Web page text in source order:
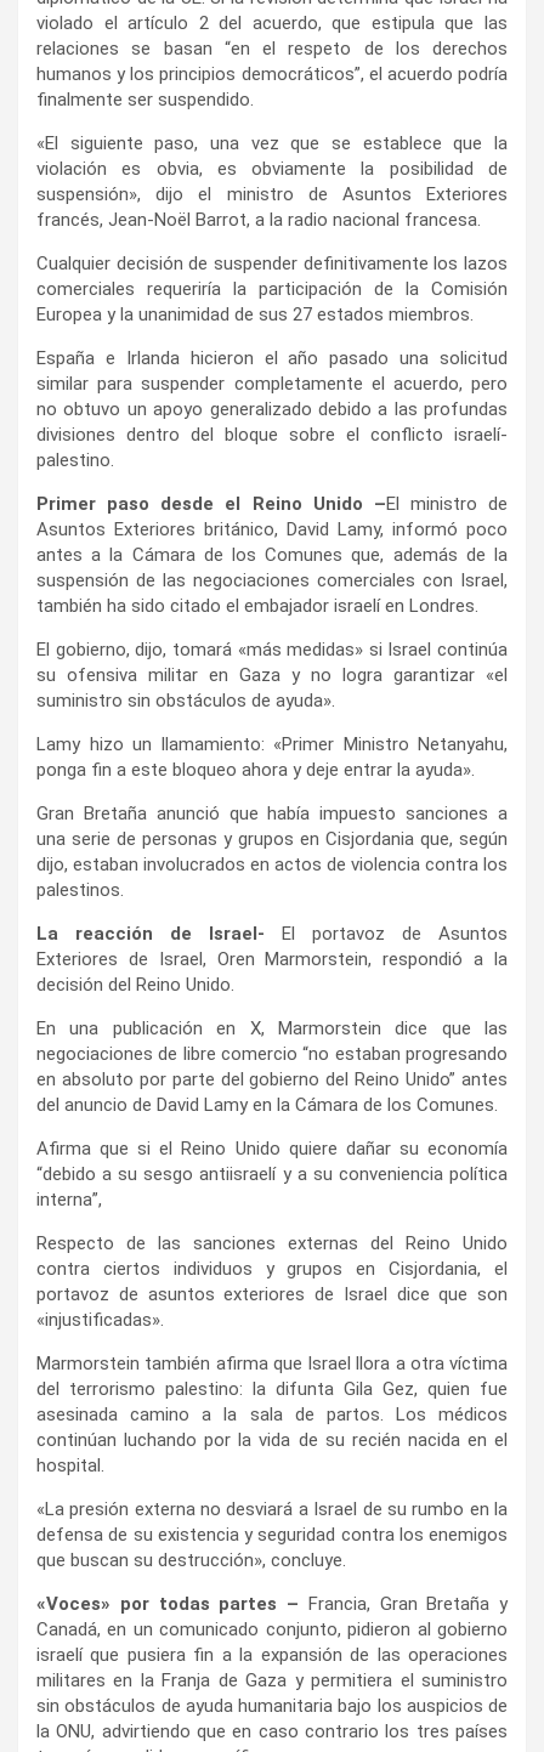
violado el artículo 2 del acuerdo, que estipula que las
relaciones se basan “en el respeto de los derechos
humanos y los principios democráticos”, el acuerdo podría
finalmente ser suspendido.
«El siguiente paso, una vez que se establece que la
violación es obvia, es obviamente la posibilidad de
suspensión», dijo el ministro de Asuntos Exteriores
francés, Jean-Noël Barrot, a la radio nacional francesa.
Cualquier decisión de suspender definitivamente los lazos
comerciales requeriría la participación de la Comisión
Europea y la unanimidad de sus 27 estados miembros.
España e Irlanda hicieron el año pasado una solicitud
similar para suspender completamente el acuerdo, pero
no obtuvo un apoyo generalizado debido a las profundas
divisiones dentro del bloque sobre el conflicto israelí-
palestino.
Primer paso desde el Reino Unido –El ministro de
Asuntos Exteriores británico, David Lamy, informó poco
antes a la Cámara de los Comunes que, además de la
suspensión de las negociaciones comerciales con Israel,
también ha sido citado el embajador israelí en Londres.
El gobierno, dijo, tomará «más medidas» si Israel continúa
su ofensiva militar en Gaza y no logra garantizar «el
suministro sin obstáculos de ayuda».
Lamy hizo un llamamiento: «Primer Ministro Netanyahu,
ponga fin a este bloqueo ahora y deje entrar la ayuda».
Gran Bretaña anunció que había impuesto sanciones a
una serie de personas y grupos en Cisjordania que, según
dijo, estaban involucrados en actos de violencia contra los
palestinos.
La reacción de Israel- El portavoz de Asuntos
Exteriores de Israel, Oren Marmorstein, respondió a la
decisión del Reino Unido.
En una publicación en X, Marmorstein dice que las
negociaciones de libre comercio “no estaban progresando
en absoluto por parte del gobierno del Reino Unido” antes
del anuncio de David Lamy en la Cámara de los Comunes.
Afirma que si el Reino Unido quiere dañar su economía
“debido a su sesgo antiisraelí y a su conveniencia política
interna”,
Respecto de las sanciones externas del Reino Unido
contra ciertos individuos y grupos en Cisjordania, el
portavoz de asuntos exteriores de Israel dice que son
«injustificadas».
Marmorstein también afirma que Israel llora a otra víctima
del terrorismo palestino: la difunta Gila Gez, quien fue
asesinada camino a la sala de partos. Los médicos
continúan luchando por la vida de su recién nacida en el
hospital.
«La presión externa no desviará a Israel de su rumbo en la
defensa de su existencia y seguridad contra los enemigos
que buscan su destrucción», concluye.
«Voces» por todas partes – Francia, Gran Bretaña y
Canadá, en un comunicado conjunto, pidieron al gobierno
israelí que pusiera fin a la expansión de las operaciones
militares en la Franja de Gaza y permitiera el suministro
sin obstáculos de ayuda humanitaria bajo los auspicios de
la ONU, advirtiendo que en caso contrario los tres países